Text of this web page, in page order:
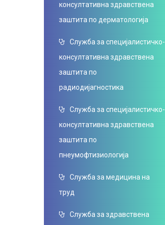
консултативна здравствена
заштита по дерматологија
Служба за специјалистичко-
консултативна здравствена
заштита по
радиодијагностика
Служба за специјалистичко-
консултативна здравствена
заштита по
пнеумофтизиологија
Служба за медицина на
труд
Служба за здравствена